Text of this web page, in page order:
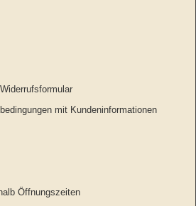
mit Kundeninformationen
Öffnungszeiten